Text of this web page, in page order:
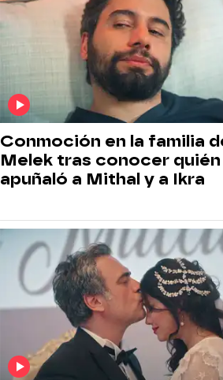
Conmoción en la familia
Melek tras conocer quién
apuñaló a Mithal y a Ikra